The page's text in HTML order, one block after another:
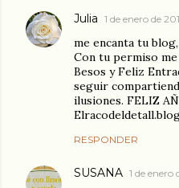
Julia 1 de enero de
me encanta tu
Con tu permiso
Besos y Feliz
seguir
ilusiones. FELIZ
RESPONDER
SUSANA 1 de enero